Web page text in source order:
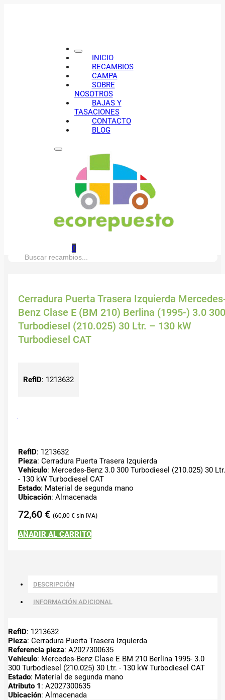
INICIO
RECAMBIOS
CAMPA
SOBRE
NOSOTROS
BAJAS Y
TASACIONES
CONTACTO
BLOG
0
Buscar:
Cerradura Puerta Trasera Izquierda
Benz Clase E (BM 210) Berlina (1995-) 3.0 300
Turbodiesel (210.025) 30 Ltr. – 130 kW
Turbodiesel CAT
RefID: 1213632
RefID: 1213632
Pieza: Cerradura Puerta Trasera Izquierda
Vehículo: Mercedes-Benz 3.0 300 Turbodiesel (210.025) 30 Ltr.
- 130 kW Turbodiesel CAT
Estado: Material de segunda mano
Ubicación: Almacenada
72,60 € 60,00 €
AÑADIR AL CARRITO
DESCRIPCIÓN
INFORMACIÓN ADICIONAL
RefID: 1213632
Pieza: Cerradura Puerta Trasera Izquierda
Referencia pieza: A2027300635
Vehículo: Mercedes-Benz Clase E BM 210 Berlina 1995- 3.0
300 Turbodiesel (210.025) 30 Ltr. - 130 kW Turbodiesel CAT
Estado: Material de segunda mano
Atributo 1 : A2027300635
Ubicación: Almacenada